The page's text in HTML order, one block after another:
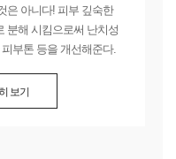
은 아니다! 피부 깊숙한
분해 시킴으로써 난치성
부톤 등을 개선해준다.
보기